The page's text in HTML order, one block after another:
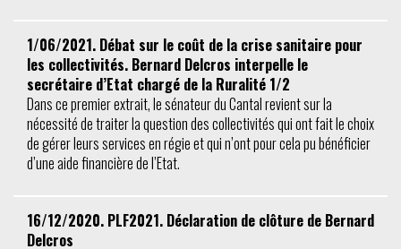
1/06/2021. Débat sur le coût de la crise sanitaire pour
les collectivités. Bernard Delcros interpelle le
secrétaire d’Etat chargé de la Ruralité 1/2
Dans ce premier extrait, le sénateur du Cantal revient sur la
nécessité de traiter la question des collectivités qui ont fait le choix
de gérer leurs services en régie et qui n’ont pour cela pu bénéficier
d’une aide financière de l’Etat.
16/12/2020. PLF2021. Déclaration de clôture de Bernard
Delcros